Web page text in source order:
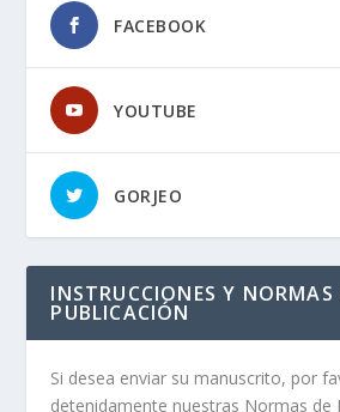
FACEBOOK
YOUTUBE
GORJEO
INSTRUCCIONES Y NORMAS
PUBLICACIÓN
Si desea enviar su manuscrito, por
detenidamente nuestras Normas de